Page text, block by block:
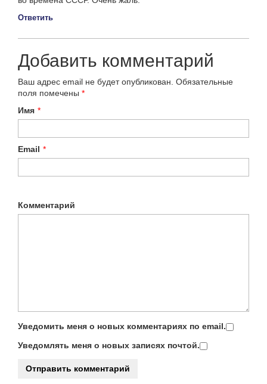
Ответить
Добавить комментарий
Ваш адрес email не будет опубликован. Обязательные
поля помечены *
Имя *
Email *
Комментарий
Уведомить меня о новых комментариях по email.
Уведомлять меня о новых записях почтой.